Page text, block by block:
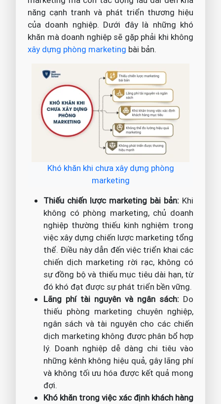
năng cạnh tranh và phát triển thương hiệu
của doanh nghiệp. Dưới đây là những khó
khăn mà doanh nghiệp sẽ gặp phải khi không
xây dựng phòng marketing bài bản.
Khó khăn khi chưa xây dựng phòng
marketing
Thiếu chiến lược marketing bài bản: Khi
không có phòng marketing, chủ doanh
nghiệp thường thiếu kinh nghiệm trong
việc xây dựng chiến lược marketing tổng
thể. Điều này dẫn đến việc triển khai các
chiến dịch marketing rời rạc, không có
sự đồng bộ và thiếu mục tiêu dài hạn, từ
đó khó đạt được sự phát triển bền vững.
Lãng phí tài nguyên và ngân sách: Do
thiếu phòng marketing chuyên nghiệp,
ngân sách và tài nguyên cho các chiến
dịch marketing không được phân bổ hợp
lý. Doanh nghiệp dễ dàng chi tiêu vào
những kênh không hiệu quả, gây lãng phí
và không tối ưu hóa được kết quả mong
đợi.
Khó khăn trong việc xác định khách hàng